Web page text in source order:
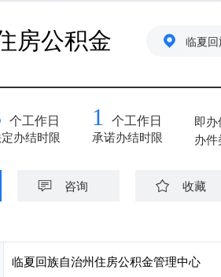
房公积金 临夏
个工作日
办结时限
1 个工作日
承诺办结时限
即办
办件
咨询 收藏
临夏回族自治州住房公积金管理中心